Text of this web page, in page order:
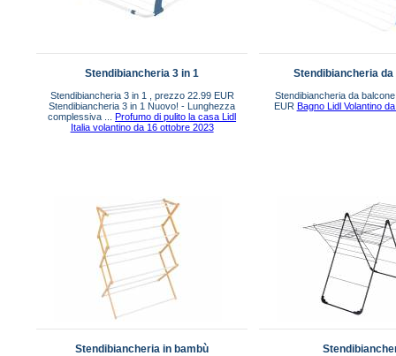
Stendibiancheria 3 in 1
Stendibiancheria 3 in 1 , prezzo 22.99 EUR
Stendibiancheria 3 in 1 Nuovo! - Lunghezza
complessiva ...Profumo di pulito la casa Lidl
Italia volantino da 16 ottobre 2023
Stendibiancheria da
Stendibiancheria da
EUR Bagno Lidl Volantino
Stendibiancheria in bambù